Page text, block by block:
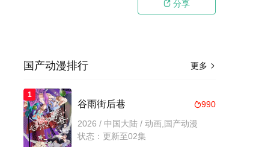
 分享
更多 
国产动漫排行
1
990
谷雨街后巷
2026 / 中国大陆 / 动画,国产动漫
状态：更新至02集